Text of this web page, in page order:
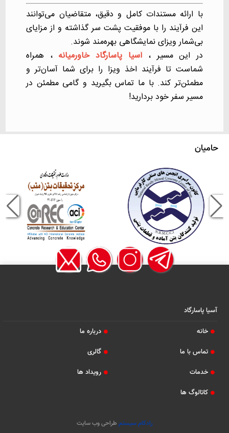
با ارائه مستندات کامل و دقیق، متقاضیان می‌توانند
این فرآیند را با موفقیت پشت سر گذاشته و از مزایای
بی‌شمار ویزای نمایشگاهی بهره‌مند شوند.
در این مسیر ، آسیا پاسارگاد خاورمیانه ، همراه
شماست تا فرآیند اخذ ویزا را برای شما آسان‌تر و
مطمئن‌تر کند. با ما تماس بگیرید و گامی مطمئن در
مسیر سفر خود بردارید!
حامیان
آسیا پاسارگاد
خانه
درباره ما
تماس با ما
گالری
خدمات
رویداد ها
کاتالوگ ها
رادکام سیستم طراحی وب سایت